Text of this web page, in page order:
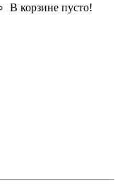
В корзине пусто!